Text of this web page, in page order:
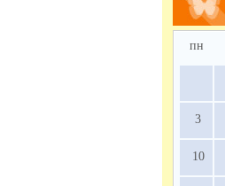
пн
3
10